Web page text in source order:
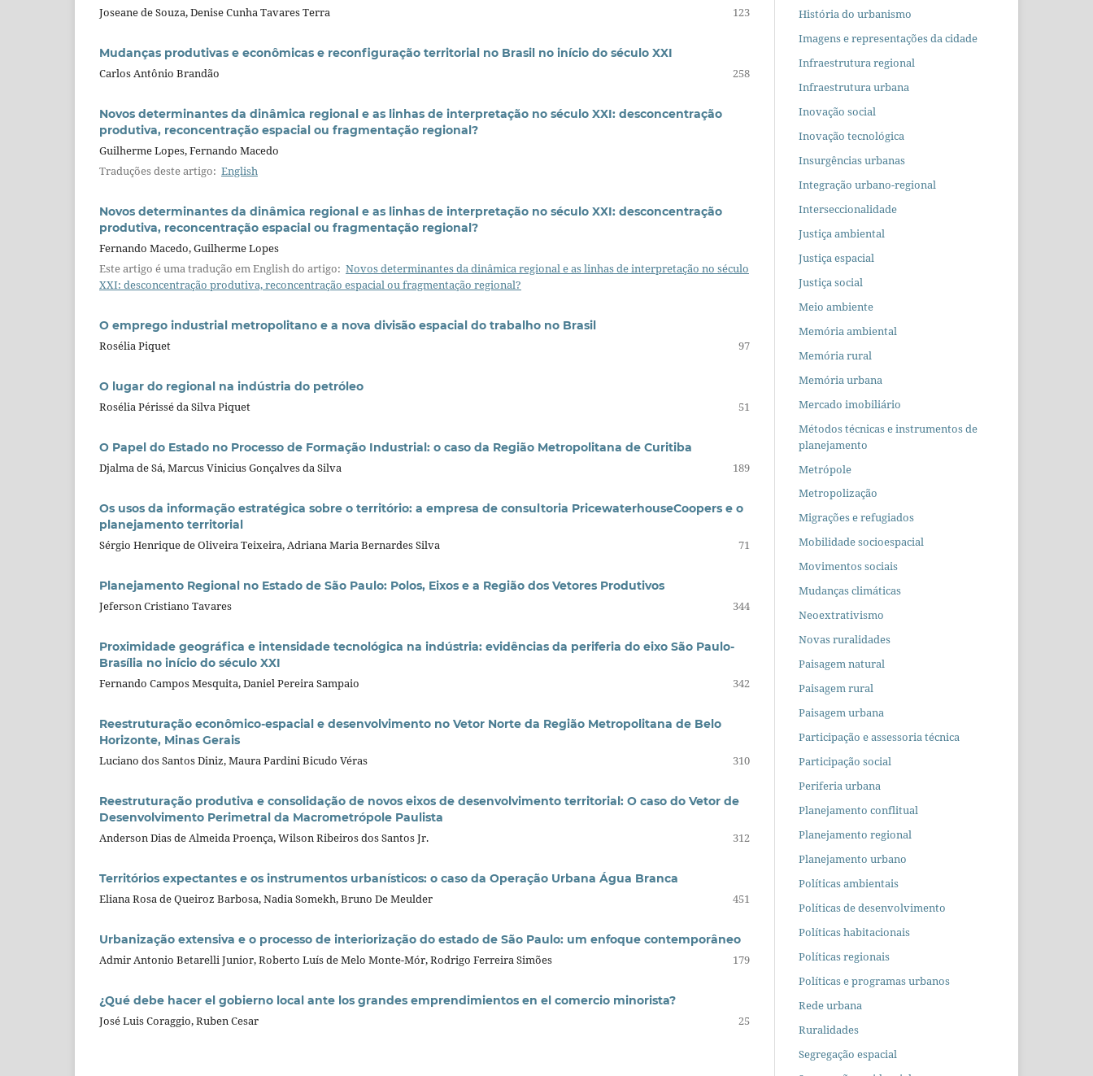
Joseane de Souza, Denise Cunha Tavares Terra
123
Mudanças produtivas e econômicas e reconfiguração territorial no Brasil no início do século XXI
Carlos Antônio Brandão
258
Novos determinantes da dinâmica regional e as linhas de interpretação no século XXI: desconcentração
produtiva, reconcentração espacial ou fragmentação regional?
Guilherme Lopes, Fernando Macedo
Traduções deste artigo: English
Novos determinantes da dinâmica regional e as linhas de interpretação no século XXI: desconcentração
produtiva, reconcentração espacial ou fragmentação regional?
Fernando Macedo, Guilherme Lopes
Este artigo é uma tradução em English do artigo: Novos determinantes da dinâmica regional e as linhas de interpretação no século
XXI: desconcentração produtiva, reconcentração espacial ou fragmentação regional?
O emprego industrial metropolitano e a nova divisão espacial do trabalho no Brasil
Rosélia Piquet
97
O lugar do regional na indústria do petróleo
Rosélia Périssé da Silva Piquet
51
O Papel do Estado no Processo de Formação Industrial: o caso da Região Metropolitana de Curitiba
Djalma de Sá, Marcus Vinicius Gonçalves da Silva
189
Os usos da informação estratégica sobre o território: a empresa de consultoria PricewaterhouseCoopers e o
planejamento territorial
Sérgio Henrique de Oliveira Teixeira, Adriana Maria Bernardes Silva
71
Planejamento Regional no Estado de São Paulo: Polos, Eixos e a Região dos Vetores Produtivos
Jeferson Cristiano Tavares
344
Proximidade geográfica e intensidade tecnológica na indústria: evidências da periferia do eixo São Paulo-
Brasília no início do século XXI
Fernando Campos Mesquita, Daniel Pereira Sampaio
342
Reestruturação econômico-espacial e desenvolvimento no Vetor Norte da Região Metropolitana de Belo
Horizonte, Minas Gerais
Luciano dos Santos Diniz, Maura Pardini Bicudo Véras
310
Reestruturação produtiva e consolidação de novos eixos de desenvolvimento territorial: O caso do Vetor de
Desenvolvimento Perimetral da Macrometrópole Paulista
Anderson Dias de Almeida Proença, Wilson Ribeiros dos Santos Jr.
312
Territórios expectantes e os instrumentos urbanísticos: o caso da Operação Urbana Água Branca
Eliana Rosa de Queiroz Barbosa, Nadia Somekh, Bruno De Meulder
451
Urbanização extensiva e o processo de interiorização do estado de São Paulo: um enfoque contemporâneo
Admir Antonio Betarelli Junior, Roberto Luís de Melo Monte-Mór, Rodrigo Ferreira Simões
179
¿Qué debe hacer el gobierno local ante los grandes emprendimientos en el comercio minorista?
José Luis Coraggio, Ruben Cesar
25
História do urbanismo
Imagens e representações da cidade
Infraestrutura regional
Infraestrutura urbana
Inovação social
Inovação tecnológica
Insurgências urbanas
Integração urbano-regional
Interseccionalidade
Justiça ambiental
Justiça espacial
Justiça social
Meio ambiente
Memória ambiental
Memória rural
Memória urbana
Mercado imobiliário
Métodos técnicas e instrumentos de
planejamento
Metrópole
Metropolização
Migrações e refugiados
Mobilidade socioespacial
Movimentos sociais
Mudanças climáticas
Neoextrativismo
Novas ruralidades
Paisagem natural
Paisagem rural
Paisagem urbana
Participação e assessoria técnica
Participação social
Periferia urbana
Planejamento conflitual
Planejamento regional
Planejamento urbano
Políticas ambientais
Políticas de desenvolvimento
Políticas habitacionais
Políticas regionais
Políticas e programas urbanos
Rede urbana
Ruralidades
Segregação espacial